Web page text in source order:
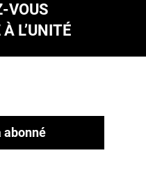
VOUS
L’UNITÉ
abonné